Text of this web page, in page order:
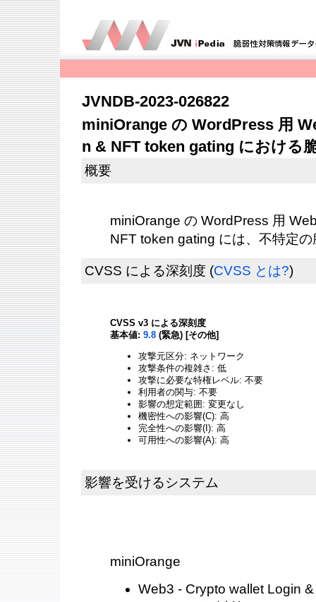
JVNDB-2023-026822
miniOrange の WordPress 用
n & NFT token gating における
概要
miniOrange の WordPress 用
NFT token gating には、不特定
CVSS による深刻度 (CVSS とは?)
CVSS v3 による深刻度
基本値: 9.8 (緊急) [その他]
攻撃元区分: ネットワーク
攻撃条件の複雑さ: 低
攻撃に必要な特権レベル: 不要
利用者の関与: 不要
影響の想定範囲: 変更なし
機密性への影響(C): 高
完全性への影響(I): 高
可用性への影響(A): 高
影響を受けるシステム
miniOrange
Web3 - Crypto wallet Login